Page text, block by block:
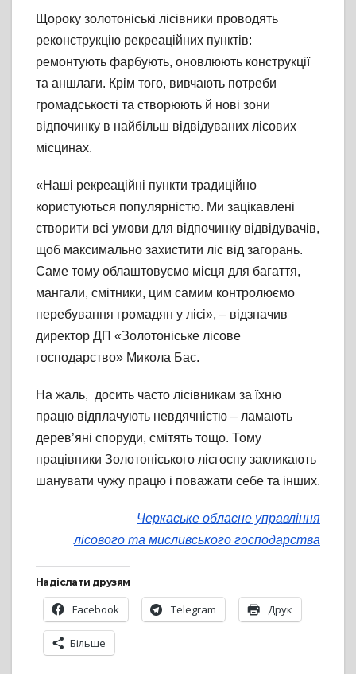
Щороку золотоніські лісівники проводять
реконструкцію рекреаційних пунктів:
ремонтують фарбують, оновлюють конструкції
та аншлаги. Крім того, вивчають потреби
громадськості та створюють й нові зони
відпочинку в найбільш відвідуваних лісових
місцинах.
«Наші рекреаційні пункти традиційно
користуються популярністю. Ми зацікавлені
створити всі умови для відпочинку відвідувачів,
щоб максимально захистити ліс від загорань.
Саме тому облаштовуємо місця для багаття,
мангали, смітники, цим самим контролюємо
перебування громадян у лісі», – відзначив
директор ДП «Золотоніське лісове
господарство» Микола Бас.
На жаль, досить часто лісівникам за їхню
працю відплачують невдячністю – ламають
дерев’яні споруди, смітять тощо. Тому
працівники Золотоніського лісгоспу закликають
шанувати чужу працю і поважати себе та інших.
Черкаське обласне управління
лісового та мисливського господарства
Надіслати друзям
Facebook Telegram Друк
Більше